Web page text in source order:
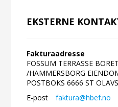
EKSTERNE
Fakturaadresse
FOSSUM TERRASSE
/HAMMERSBORG
POSTBOKS 6666 ST
E-post
faktura@hbef.no